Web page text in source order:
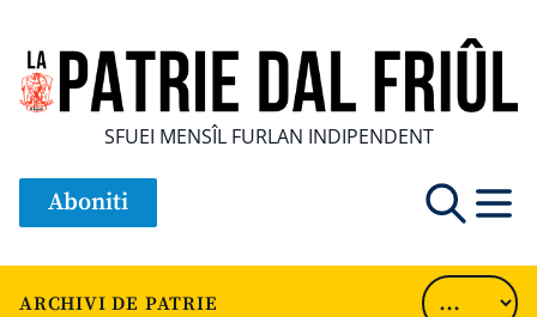
SFUEI MENSÎL FURLAN INDIPENDENT
Aboniti
ARCHIVI DE PATRIE